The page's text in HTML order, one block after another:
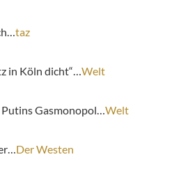
taz
in Köln dicht“… Welt
Gasmonopol… Welt
Der Westen